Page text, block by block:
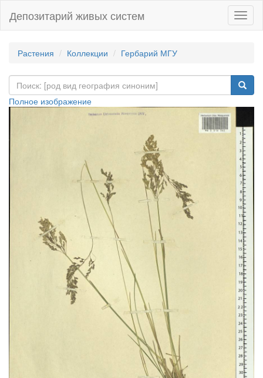
Депозитарий живых систем
Растения Коллекции Гербарий МГУ
Полное изображение